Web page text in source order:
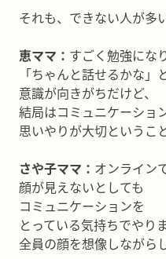
それも、できない人が多
恵ママ： すごく勉強にな
「ちゃんと話せるかな」
意識が向きがちだけど、
結局はコミュニケーショ
思いやりが大切というこ
さや子ママ： オンライン
顔が見えないとしても
コミュニケーションを
とっている気持ちでやり
全員の顔を想像しながら